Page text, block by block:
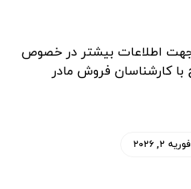
جهت اطلاعات بیشتر در خصوص
کارشناسان فروش مادر
فوریه ۲, ۲۰۲۶